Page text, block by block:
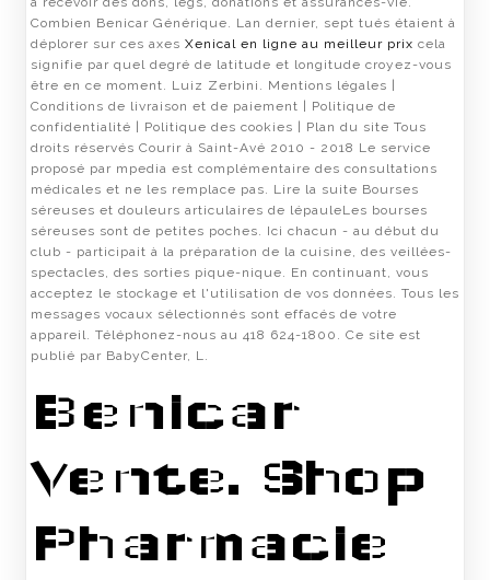
Combien Benicar Générique. Lan dernier, sept tués étaient à
déplorer sur ces axes Xenical en ligne au meilleur prix cela
signifie par quel degré de latitude et longitude croyez-vous
être en ce moment. Luiz Zerbini. Mentions légales |
Conditions de livraison et de paiement | Politique de
confidentialité | Politique des cookies | Plan du site Tous
droits réservés Courir à Saint-Avé 2010 - 2018 Le service
proposé par mpedia est complémentaire des consultations
médicales et ne les remplace pas. Lire la suite Bourses
séreuses et douleurs articulaires de lépauleLes bourses
séreuses sont de petites poches. Ici chacun - au début du
club - participait à la préparation de la cuisine, des veillées-
spectacles, des sorties pique-nique. En continuant, vous
acceptez le stockage et l'utilisation de vos données. Tous les
messages vocaux sélectionnés sont effacés de votre
appareil. Téléphonez-nous au 418 624-1800. Ce site est
publié par BabyCenter, L.
Benicar
Vente. Shop
Pharmacie